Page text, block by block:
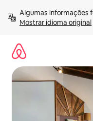
para
Mostrar idioma original